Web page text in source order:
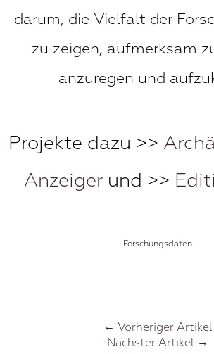
darum, die Vielfalt der
zu zeigen, aufmerksam
anzuregen und
Projekte dazu >>
Anzeiger und >>
Forschungsdaten
Vorheriger Artikel
Nächster Artikel